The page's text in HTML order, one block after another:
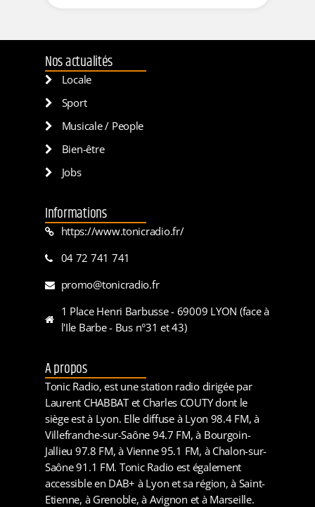
Nos actualités
Locale
Sport
Musicale / People
Bien-être
Jobs
Informations
https://www.tonicradio.fr/
04 72 741 741
promo@tonicradio.fr
1 Place Henri Barbusse - 69009 LYON (face à
l'Ile Barbe - Bus n°31 et 43)
A propos
Tonic Radio, est une station radio dirigée par
Laurent CHABBAT et Charles COUTY dont le
siège est à Lyon. Elle diffuse à Lyon 98.4 FM, à
Villefranche-sur-Saône 94.7 FM, à Bourgoin-
Jallieu 97.8 FM, à Vienne 95.1 FM, à Chalon-sur-
Saône 91.1 FM. Tonic Radio est également
accessible en DAB+ à Lyon et sa région, à Saint-
Etienne, à Grenoble, à Avignon et à Marseille.